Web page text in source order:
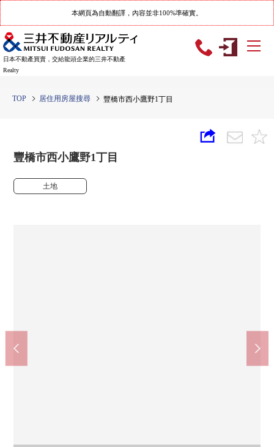
本網頁為自動翻譯，內容並非100%準確實。
日本不動產買賣，交給龍頭企業的三井不動產
Realty
TOP 居住用房屋搜尋 豐橋市西小鷹野1丁目
豐橋市西小鷹野1丁目
土地
土地照片
土地照片
土地照片